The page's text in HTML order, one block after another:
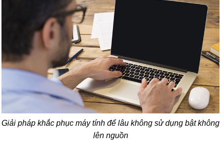
Giải pháp khắc phục máy tính để lâu không sử dụng bật không
lên nguồn